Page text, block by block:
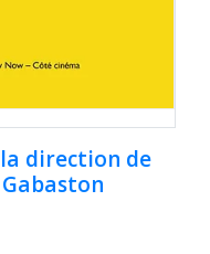
direction de